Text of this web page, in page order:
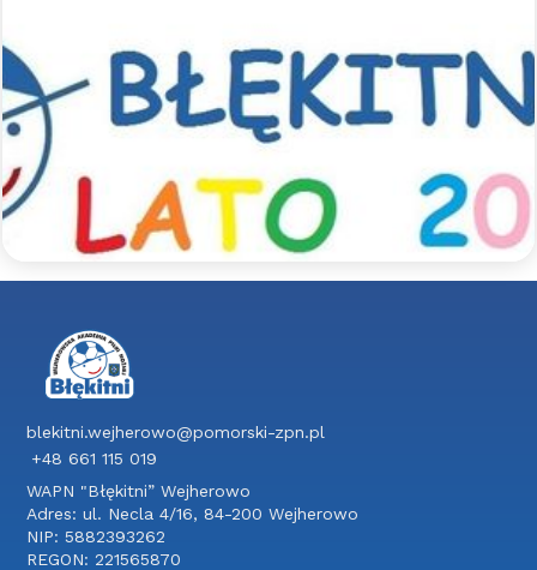
- lato 2026
Zapraszamy na sportowe półkolonie z Błękitnymi.
Jak co roku szykujemy dla uczestników mnóstwo
aktywności sportowych pod opieką
wykwalifikowanych trenerów, a także wspólne
wycieczki integracyjne.
Czytaj więcej >>
blekitni.wejherowo@pomorski-zpn.pl
+48 661 115 019
WAPN "Błękitni” Wejherowo
Adres: ul. Necla 4/16, 84-200 Wejherowo
NIP: 5882393262
REGON: 221565870